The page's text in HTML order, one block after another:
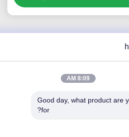
Co.,
8:09 AM
Good day, what product are
for?